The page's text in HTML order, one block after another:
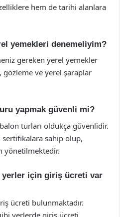
hem de tarihi alanlara
yemekleri denemeliyim?
gereken yerel yemekler
gözleme ve yerel şaraplar
yapmak güvenli mi?
turları oldukça güvenlidir.
sahip olup,
yönetilmektedir.
yerler için giriş ücreti var
ücreti bulunmaktadır.
yerlerde giriş ücreti